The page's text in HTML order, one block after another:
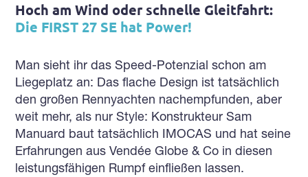
Hoch am Wind oder schnelle Gleitfahrt:
Die FIRST 27 SE hat Power!
Man sieht ihr das Speed-Potenzial schon am
Liegeplatz an: Das flache Design ist tatsächlich
den großen Rennyachten nachempfunden, aber
weit mehr, als nur Style: Konstrukteur Sam
Manuard baut tatsächlich IMOCAS und hat seine
Erfahrungen aus Vendée Globe & Co in diesen
leistungsfähigen Rumpf einfließen lassen.